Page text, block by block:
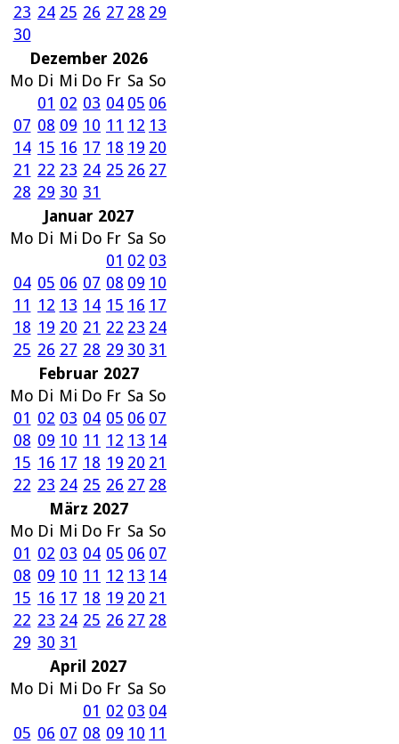
23 24 25 26 27 28 29
30
Dezember 2026
Mo Di Mi Do Fr Sa So
01 02 03 04 05 06
07 08 09 10 11 12 13
14 15 16 17 18 19 20
21 22 23 24 25 26 27
28 29 30 31
Januar 2027
Mo Di Mi Do Fr Sa So
01 02 03
04 05 06 07 08 09 10
11 12 13 14 15 16 17
18 19 20 21 22 23 24
25 26 27 28 29 30 31
Februar 2027
Mo Di Mi Do Fr Sa So
01 02 03 04 05 06 07
08 09 10 11 12 13 14
15 16 17 18 19 20 21
22 23 24 25 26 27 28
März 2027
Mo Di Mi Do Fr Sa So
01 02 03 04 05 06 07
08 09 10 11 12 13 14
15 16 17 18 19 20 21
22 23 24 25 26 27 28
29 30 31
April 2027
Mo Di Mi Do Fr Sa So
01 02 03 04
05 06 07 08 09 10 11